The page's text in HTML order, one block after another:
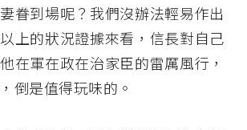
眷到場呢？我們沒辦法輕易作出
上的狀況證據來看，信長對自己
在軍在政在治家臣的雷厲風行，
倒是值得玩味的。